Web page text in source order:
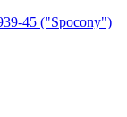
45 ("Spocony")